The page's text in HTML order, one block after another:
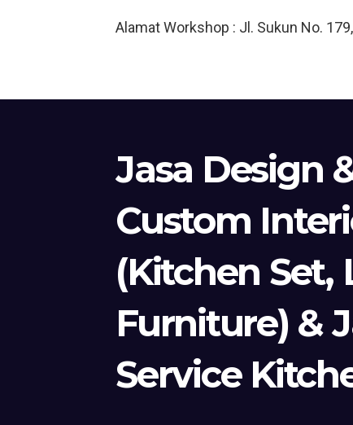
Alamat Workshop : Jl. Sukun No.
Jasa Design
Custom
(Kitchen Set,
Furniture) &
Service